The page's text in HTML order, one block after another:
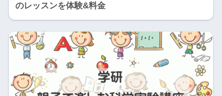
のレッスンを体験&料金